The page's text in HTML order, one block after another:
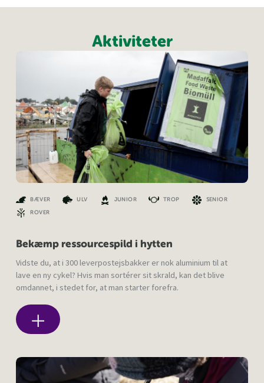
Aktiviteter
BÆVER ULV JUNIOR TROP SENIOR
ROVER
Bekæmp ressourcespild i hytten
Vidste du, at i 300 leverpostejsbakker er nok aluminium til at
lave en ny cykel? Hvis man sortérer sit skrald, kan det blive
omdannet, i stedet for, at man starter forefra.